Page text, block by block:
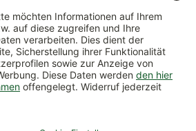
Mehrwertsteuer zzgl.Versand
€, ausgenommen sind Gutscheine und
Events.